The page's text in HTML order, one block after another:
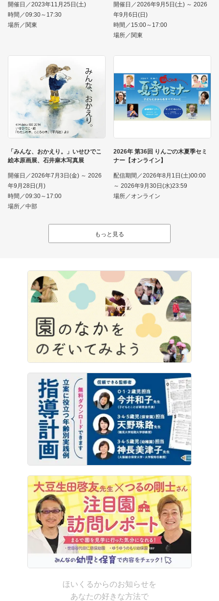
開催日／2023年11月25日(土)
時間／09:30～17:30
場所／関東
開催日／2026年9月5日(土) ～ 2026
年9月6日(日)
時間／15:00～17:00
場所／関東
「みんな、おかえり。」いせひでこ
絵本原画展、石井麻木写真展
開催日／2026年7月3日(金) ～ 2026
年9月28日(月)
時間／09:30～17:00
場所／中部
2026年 第36回 りんごの木夏季セミ
ナー【オンライン】
配信期間／2026年8月1日(土)00:00
～ 2026年9月30日(水)23:59
場所／オンライン
もっと見る
ほいくるからのお知らせを
あなたの好きな方法で